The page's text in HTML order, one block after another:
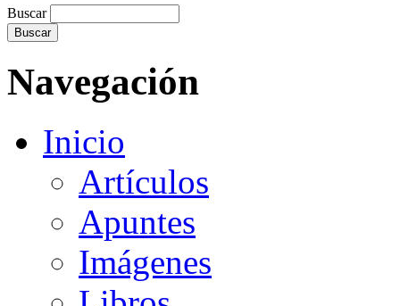
Buscar
Navegación
Inicio
Artículos
Apuntes
Imágenes